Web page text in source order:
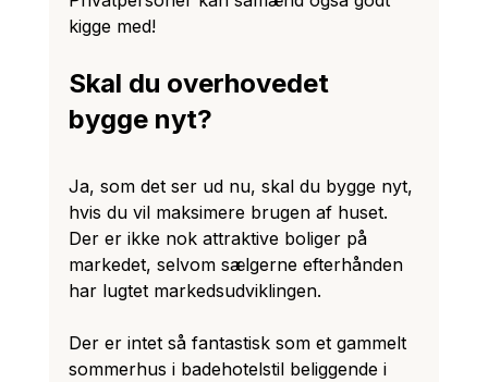
kigge med!
Skal du overhovedet
bygge nyt?
Ja, som det ser ud nu, skal du bygge nyt,
hvis du vil maksimere brugen af huset.
Der er ikke nok attraktive boliger på
markedet, selvom sælgerne efterhånden
har lugtet markedsudviklingen.
Der er intet så fantastisk som et gammelt
sommerhus i badehotelstil beliggende i